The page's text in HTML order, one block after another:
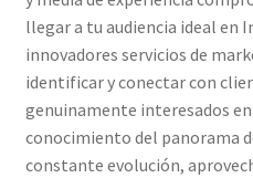
llegar a tu audiencia ideal en
innovadores servicios de
identificar y conectar con
genuinamente interesados
conocimiento del panorama
constante evolución,